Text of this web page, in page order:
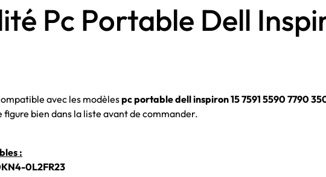
Pc Portable Dell
avec les modèlespc portable dell inspiron 15 7591 5590 7790
bien dans la liste avant de commander.
:
0L2FR23